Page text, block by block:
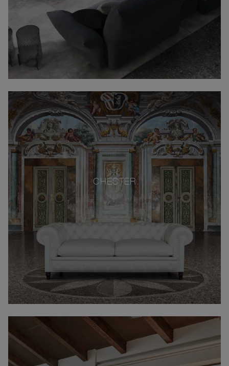
CHESTER